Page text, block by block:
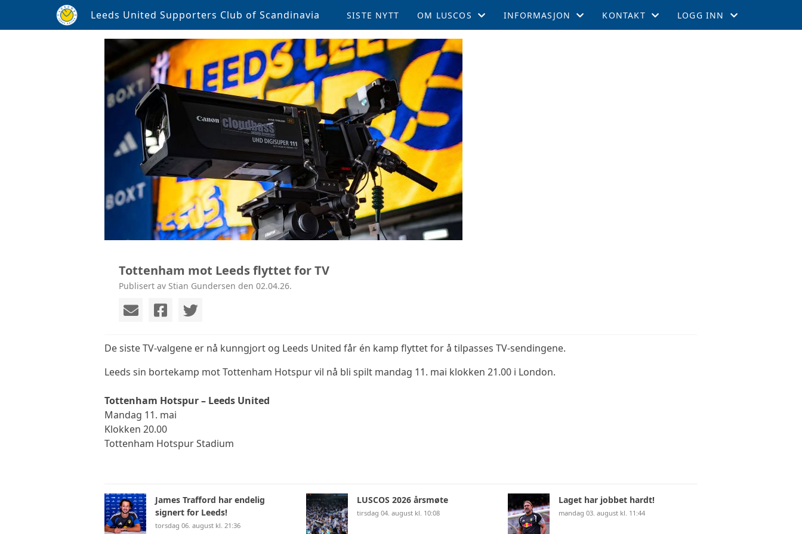
Leeds United Supporters Club of Scandinavia SISTE NYTT OM LUSCOS
ÅRSMØTE OG VEDTEKTER
LUSCOS HISTORIEN
FELLESTURER OG ARRANGEMENTER
MEDLEMSBLAD (TPN)
MEDLEMSFORDELER
TALENTSTIPEND
GLADE FOND
INFORMASJON KONTAKT LOGG INN
Tottenham mot Leeds flyttet for TV
Publisert av Stian Gundersen den 02.04.26.
De siste TV-valgene er nå kunngjort og Leeds United får én kamp flyttet for å tilpasses TV-sendingene.
Leeds sin bortekamp mot Tottenham Hotspur vil nå bli spilt mandag 11. mai klokken 21.00 i London.
Tottenham Hotspur – Leeds United
Mandag 11. mai
Klokken 20.00
Tottenham Hotspur Stadium
James Trafford har endelig
signert for Leeds!
torsdag 06. august kl. 21:36
LUSCOS 2026 årsmøte
tirsdag 04. august kl. 10:08
Laget har jobbet hardt!
mandag 03. august kl. 11:44